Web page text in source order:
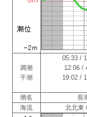
満潮
干潮
05:33 /
12:06 /
19:02 /
潮名
長
海流
北北東